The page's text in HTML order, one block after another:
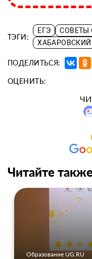
ТЭГИ:
ЕГЭ
СОВЕТЫ
ХАБАРОВСКИЙ
ПОДЕЛИТЬСЯ:
ОЦЕНИТЬ:
Читайте
Образование UG.RU